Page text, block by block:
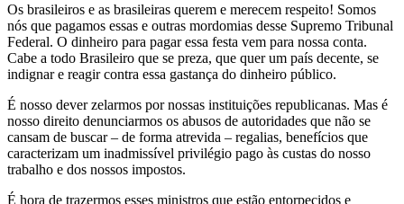
Os brasileiros e as brasileiras querem e merecem respeito! Somos
nós que pagamos essas e outras mordomias desse Supremo Tribunal
Federal. O dinheiro para pagar essa festa vem para nossa conta.
Cabe a todo Brasileiro que se preza, que quer um país decente, se
indignar e reagir contra essa gastança do dinheiro público.
É nosso dever zelarmos por nossas instituições republicanas. Mas é
nosso direito denunciarmos os abusos de autoridades que não se
cansam de buscar – de forma atrevida – regalias, benefícios que
caracterizam um inadmissível privilégio pago às custas do nosso
trabalho e dos nossos impostos.
É hora de trazermos esses ministros que estão entorpecidos e